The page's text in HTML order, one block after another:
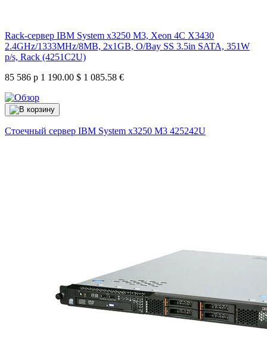
Rack-сервер IBM System x3250 M3, Xeon 4C X3430
2.4GHz/1333MHz/8MB, 2x1GB, O/Bay SS 3.5in SATA, 351W
p/s, Rack (4251C2U)
85 586 р 1 190.00 $ 1 085.58 €
Стоечный сервер IBM System x3250 M3 425242U